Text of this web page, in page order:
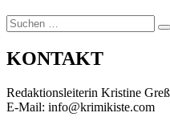
Suchen
nach:
KONTAKT
Redaktionsleiterin Kristine
E-Mail: info@krimikiste.com